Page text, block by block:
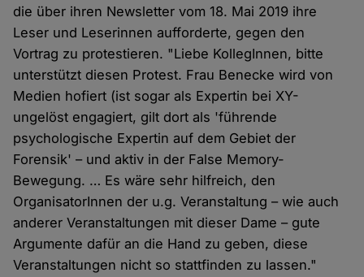
die über ihren Newsletter vom 18. Mai 2019 ihre
Leser und Leserinnen aufforderte, gegen den
Vortrag zu protestieren. "Liebe KollegInnen, bitte
unterstützt diesen Protest. Frau Benecke wird von
Medien hofiert (ist sogar als Expertin bei XY-
ungelöst engagiert, gilt dort als 'führende
psychologische Expertin auf dem Gebiet der
Forensik' – und aktiv in der False Memory-
Bewegung. … Es wäre sehr hilfreich, den
OrganisatorInnen der u.g. Veranstaltung – wie auch
anderer Veranstaltungen mit dieser Dame – gute
Argumente dafür an die Hand zu geben, diese
Veranstaltungen nicht so stattfinden zu lassen."